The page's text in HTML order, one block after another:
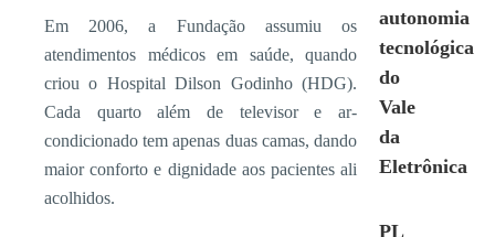
Em 2006, a Fundação assumiu os
atendimentos médicos em saúde, quando
criou o Hospital Dilson Godinho (HDG).
Cada quarto além de televisor e ar-
condicionado tem apenas duas camas, dando
maior conforto e dignidade aos pacientes ali
acolhidos.
autonomia
tecnológica
do
Vale
da
Eletrônica
PL